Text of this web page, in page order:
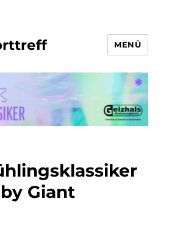
MENÜ
Giant